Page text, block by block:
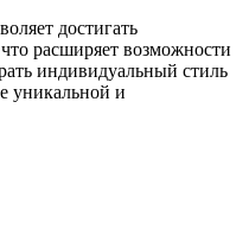
достигать
расширяет возможности
индивидуальный стиль
уникальной и